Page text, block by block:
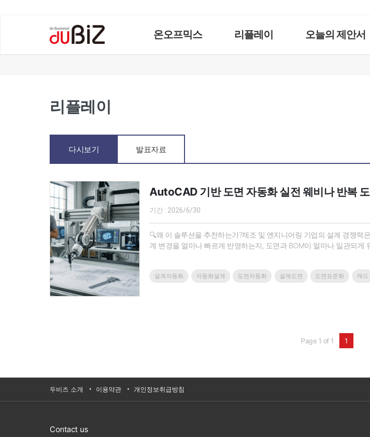
온오프믹스 리플레이 오늘의 제안서
리플레이
다시보기 발표자료
AutoCAD 기반 도면 자동화 실전 웨비나 반복
기간 : 2026/6/30
🔍왜 이 솔루션을 추천하는가?제조 및 엔지니어링 기업의 설계 경쟁
계 변경을 얼마나 빠르게 반영하는지, 도면과 BOM이 얼마나 일관되
설계자동화 자동화설계 도면자동화 설계도면 도면표준화 캐드
Page 1 of 1 1
두비즈 소개 이용약관 개인정보취급방침
Contact us